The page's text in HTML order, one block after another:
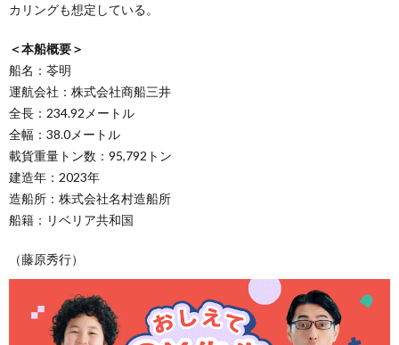
カリングも想定している。
＜本船概要＞
船名：苓明
運航会社：株式会社商船三井
全長：234.92メートル
全幅：38.0メートル
載貨重量トン数：95,792トン
建造年：2023年
造船所：株式会社名村造船所
船籍：リベリア共和国
（藤原秀行）